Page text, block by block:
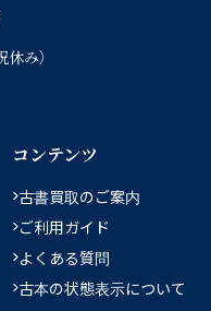
み）
コンテンツ
古書買取のご案内
ご利用ガイド
よくある質問
古本の状態表示について